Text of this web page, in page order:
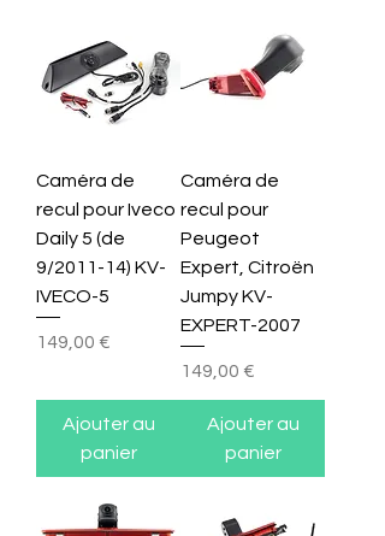
Caméra de
recul pour Iveco
Daily 5 (de
9/2011-14) KV-
IVECO-5
Prix
149,00 €
Ajouter au
panier
Caméra de
recul pour
Peugeot
Expert, Citroën
Jumpy KV-
EXPERT-2007
Prix
149,00 €
Ajouter au
panier